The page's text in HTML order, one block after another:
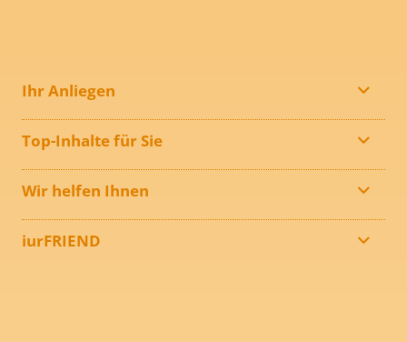
Ihr Anliegen
Top-Inhalte für Sie
Wir helfen Ihnen
iurFRIEND